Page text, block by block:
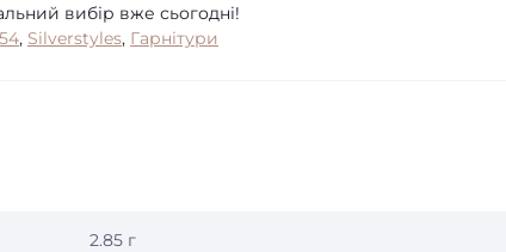
вибір вже сьогодні!
, Silverstyles, Гарнітури
2.85 г